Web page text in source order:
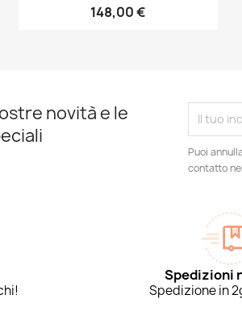
148,00 €
novità e le
Puoi
contatto
Spedizioni
Spedizione in